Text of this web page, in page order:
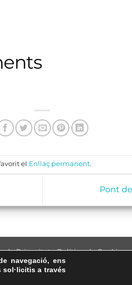
el Enllaç permanent.
Pont
de Privacitat·Política de Cookies·
NACIONAL CATALANA
navegació, ens
sol·licitis a través